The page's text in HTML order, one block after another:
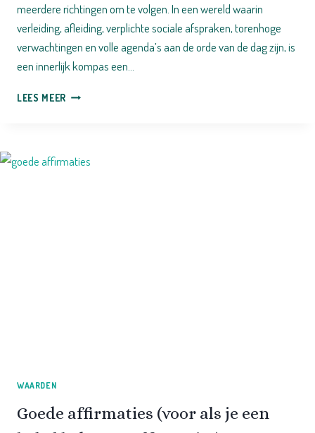
meerdere richtingen om te volgen. In een wereld waarin
verleiding, afleiding, verplichte sociale afspraken, torenhoge
verwachtingen en volle agenda’s aan de orde van de dag zijn, is
een innerlijk kompas een…
LEES MEER JE
TOOL
WAARDEN
Goede affirmaties (voor als je een